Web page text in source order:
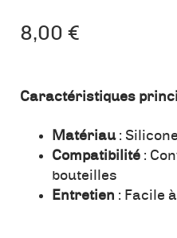
8,00 €
Caractéristiques
Matériau:
Compatibilité :
bouteilles
Entretien : Facile